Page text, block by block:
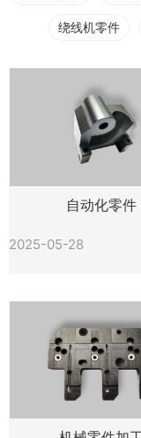
绕线机零件
自动化零件
2025-05-28